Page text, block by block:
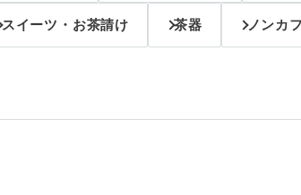
スイーツ・お茶請け 茶器 ノンカ